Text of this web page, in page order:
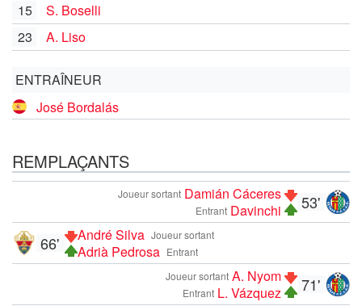
15
S. Boselli
23
A. Liso
ENTRAÎNEUR
José Bordalás
REMPLAÇANTS
53'
Joueur sortant Damián Cáceres
Entrant Davinchi
Joueur sortant
André Silva
Entrant
Adrià Pedrosa
66'
71'
Joueur sortant A. Nyom
Entrant L. Vázquez